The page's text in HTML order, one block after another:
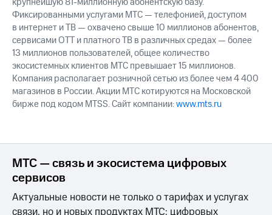
Фиксированными услугами МТС — телефонией, доступом
в интернет и ТВ — охвачено свыше 10 миллионов абонентов,
сервисами OTT и платного ТВ в различных средах — более
13 миллионов пользователей, общее количество
экосистемных клиентов МТС превышает 15 миллионов.
Компания располагает розничной сетью из более чем 4 400
магазинов в России. Акции МТС котируются на Московской
бирже под кодом MTSS. Сайт компании:www.mts.ru
МТС — связь и экосистема цифровых
сервисов
Актуальные новости не только о тарифах и услугах